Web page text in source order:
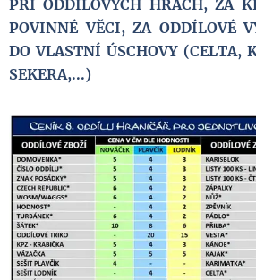
PŘI ODDÍLOVÝCH HRÁCH, ZA
POVINNÉ VĚCI, ZA ODDÍLOVÉ
DO VLASTNÍ ÚSCHOVY (CELTA,
SEKERA,...)